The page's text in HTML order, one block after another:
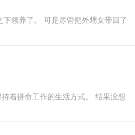
领养了。 可是尽管把外甥女带回了
着拼命工作的生活方式。 结果没想